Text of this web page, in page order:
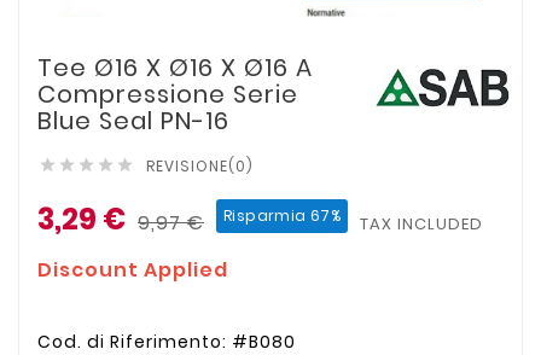
Tee Ø16 X Ø16 X Ø16 A
Compressione Serie
Blue Seal PN-16
     REVISIONE(0)
3,29 € 9,97 € Risparmia 67% TAX INCLUDED
Discount Applied
Cod. di Riferimento: #B080